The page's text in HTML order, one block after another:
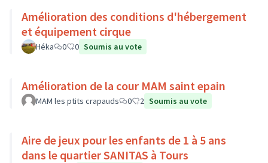
Amélioration des conditions d'hébergement
et équipement cirque
Héka 0 0 Soumis au vote
Amélioration de la cour MAM saint epain
MAM les ptits crapauds 0 2 Soumis au vote
Aire de jeux pour les enfants de 1 à 5 ans
dans le quartier SANITAS à Tours